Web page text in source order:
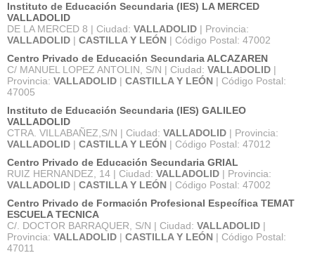
Instituto de Educación Secundaria (IES) LA MERCED
VALLADOLID
DE LA MERCED 8 | Ciudad: VALLADOLID | Provincia:
VALLADOLID | CASTILLA Y LEÓN | Código Postal: 47002
Centro Privado de Educación Secundaria ALCAZAREN
C/ MANUEL LOPEZ ANTOLIN, S/N | Ciudad: VALLADOLID |
Provincia: VALLADOLID | CASTILLA Y LEÓN | Código Postal:
47005
Instituto de Educación Secundaria (IES) GALILEO
VALLADOLID
CTRA. VILLABAÑEZ,S/N | Ciudad: VALLADOLID | Provincia:
VALLADOLID | CASTILLA Y LEÓN | Código Postal: 47012
Centro Privado de Educación Secundaria GRIAL
RUIZ HERNANDEZ, 14 | Ciudad: VALLADOLID | Provincia:
VALLADOLID | CASTILLA Y LEÓN | Código Postal: 47002
Centro Privado de Formación Profesional Específica TEMAT
ESCUELA TECNICA
C/. DOCTOR BARRAQUER, S/N | Ciudad: VALLADOLID |
Provincia: VALLADOLID | CASTILLA Y LEÓN | Código Postal:
47011